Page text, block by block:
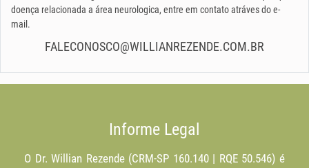
doença relacionada a área neurologica, entre em contato atráves do e-
mail.
FALECONOSCO@WILLIANREZENDE.COM.BR
Informe Legal
O Dr. Willian Rezende (CRM-SP 160.140 | RQE 50.546) é